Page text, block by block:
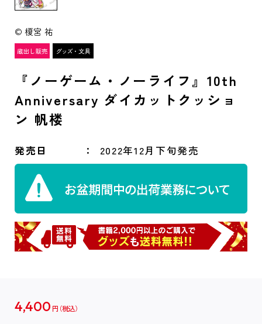
© 榎宮 祐
『ノーゲーム・ノーライフ』10th
Anniversary ダイカットクッショ
ン 帆楼
発売日 2022年12月下旬発売
4,400 円